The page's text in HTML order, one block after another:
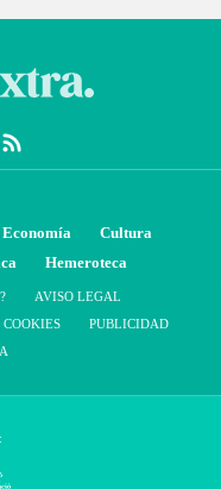
Economía
Cultura
Hemeroteca
AVISO LEGAL
PUBLICIDAD